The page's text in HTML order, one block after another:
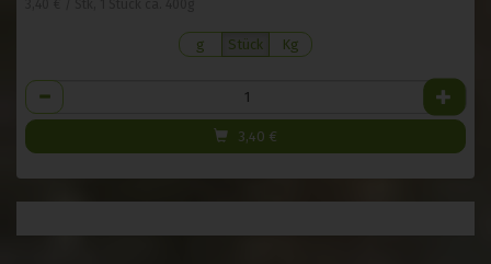
g Stück Kg
Anzahl
3,40 €